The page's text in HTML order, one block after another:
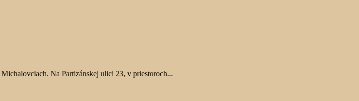
Na Partizánskej ulici 23, v priestoroch...